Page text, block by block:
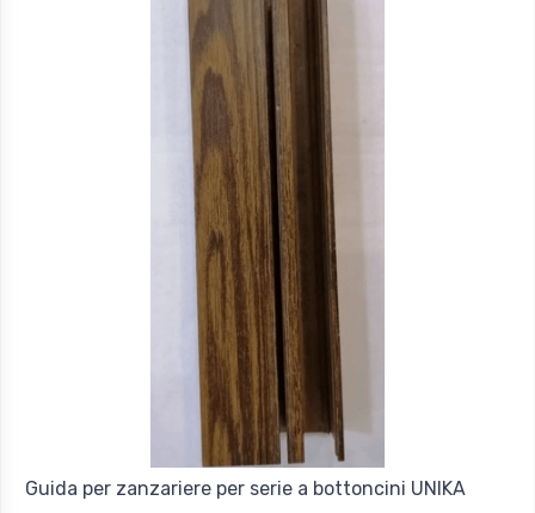
Guida per zanzariere per serie a bottoncini UNIKA